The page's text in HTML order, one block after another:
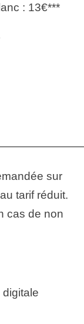
: 13€***
sur
tarif réduit.
cas de non